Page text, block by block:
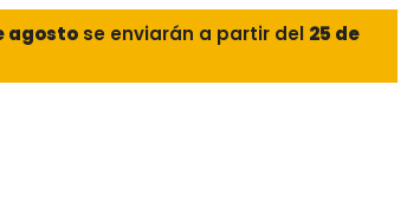
agosto se enviarán a partir del 25 de